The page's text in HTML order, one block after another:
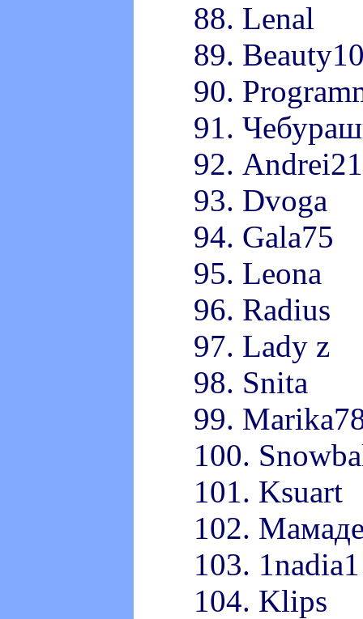
88. Lenal
89.
90.
91.
92.
93. Dvoga
94. Gala75
95. Leona
96. Radius
97. Lady z
98. Snita
99.
100.
101. Ksuart
102.
103. 1nadia1
104. Klips